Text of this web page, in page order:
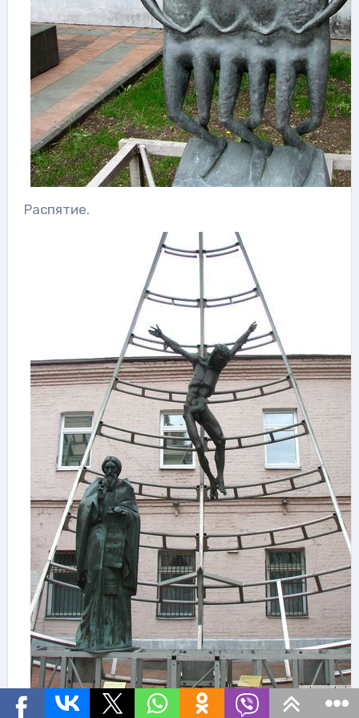
Распятие.